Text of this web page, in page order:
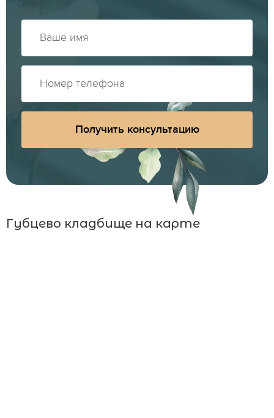
Получить консультацию
Губцево кладбище на карте